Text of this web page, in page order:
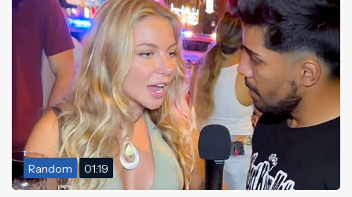
Random 01:19